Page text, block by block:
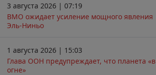
3 августа 2026 | 07:19
ВМО ожидает усиление мощного явления
Эль-Ниньо
1 августа 2026 | 15:03
Глава ООН предупреждает, что планета «в
огне»